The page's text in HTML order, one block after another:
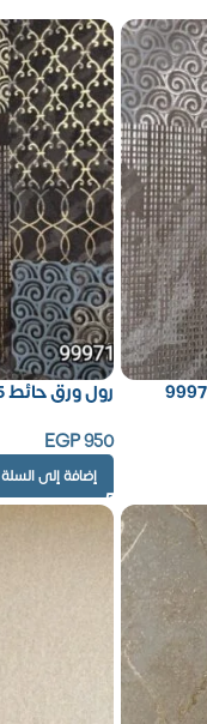
رول ورق حائط 5مترمربع – كود 99971005
EGP950
إضافة إلى السلة